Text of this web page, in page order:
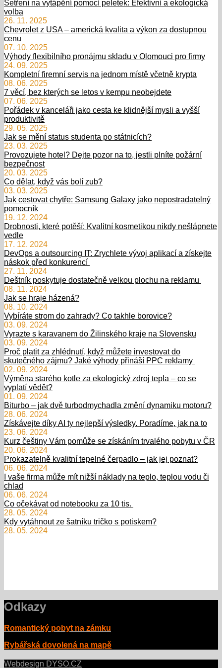
Šetření na vytápění pomocí peletek: Efektivní a ekologická
volba
26. 11. 2025
Chevrolet z USA – americká kvalita a výkon za dostupnou
cenu
07. 10. 2025
Výhody flexibilního pronájmu skladu v Olomouci pro firmy
24. 09. 2025
Kompletní firemní servis na jednom místě včetně krypta
08. 06. 2025
7 věcí, bez kterých se letos v kempu neobejdete
07. 06. 2025
Pořádek v kanceláři jako cesta ke klidnější mysli a vyšší
produktivitě
29. 05. 2025
Jak se mění status studenta po státnicích?
23. 03. 2025
Provozujete hotel? Dejte pozor na to, jestli plníte požární
bezpečnost
20. 03. 2025
Co dělat, když vás bolí zub?
03. 03. 2025
Jak cestovat chytře: Samsung Galaxy jako nepostradatelný
pomocník
19. 12. 2024
Drobnosti, které potěší: Kvalitní kosmetikou nikdy nešlápnete
vedle
17. 12. 2024
DevOps a outsourcing IT: Zrychlete vývoj aplikací a získejte
náskok před konkurencí
27. 11. 2024
Deštník poskytuje dostatečně velkou plochu na reklamu
08. 11. 2024
Jak se hraje házená?
08. 10. 2024
Vybíráte strom do zahrady? Co takhle borovice?
03. 09. 2024
Vyrazte s karavanem do Žilinského kraje na Slovensku
03. 09. 2024
Proč platit za zhlédnutí, když můžete investovat do
skutečného zájmu? Jaké výhody přináší PPC reklamy
02. 09. 2024
Výměna starého kotle za ekologický zdroj tepla – co se
vyplatí vědět?
01. 09. 2024
Biturbo – jak dvě turbodmychadla změní dynamiku motoru?
28. 06. 2024
Získávejte díky AI ty nejlepší výsledky. Poradíme, jak na to
23. 06. 2024
Kurz češtiny Vám pomůže se získáním trvalého pobytu v ČR
20. 06. 2024
Prokazatelně kvalitní tepelné čerpadlo – jak jej poznat?
06. 06. 2024
I vaše firma může mít nižší náklady na teplo, teplou vodu či
chlad
06. 06. 2024
Co očekávat od notebooku za 10 tis.
28. 05. 2024
Kdy vytáhnout ze šatníku tričko s potiskem?
28. 05. 2024
Odkazy
Romantický pobyt na zámku
Rybářská dovolená na mapě
Webdesign DYSO.CZ